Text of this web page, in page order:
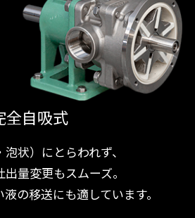
全自吸式
状）にとらわれず、
量変更もスムーズ。
の移送にも適しています。